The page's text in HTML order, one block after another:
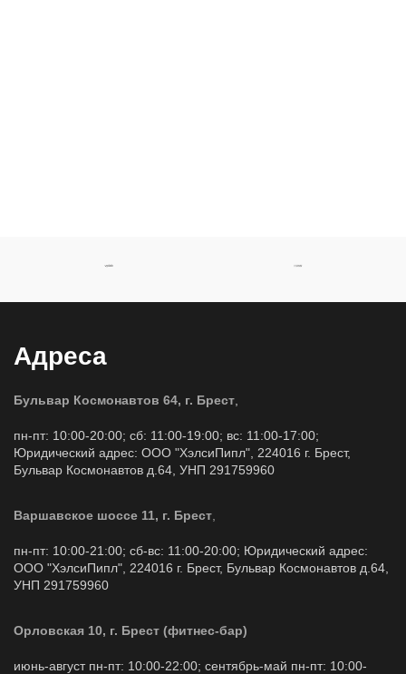
Адреса
Бульвар Космонавтов 64, г. Брест
пн-пт: 10:00-20:00; сб: 11:00-19:00; вс: 11:00-17:00;
Юридический адрес: ООО "ХэлсиПипл", 224016 г. Брест,
Бульвар Космонавтов д.64, УНП 291759960
Варшавское шоссе 11, г. Брест
пн-пт: 10:00-21:00; сб-вс: 11:00-20:00; Юридический адрес:
ООО "ХэлсиПипл", 224016 г. Брест, Бульвар Космонавтов д.64,
УНП 291759960
Орловская 10, г. Брест (фитнес-бар)
июнь-август пн-пт: 10:00-22:00; сентябрь-май пн-пт: 10:00-